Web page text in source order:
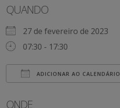
QUANDO
27 de fevereiro de 2023
07:30 - 17:30
ADICIONAR AO CALENDÁRIO
ONDE